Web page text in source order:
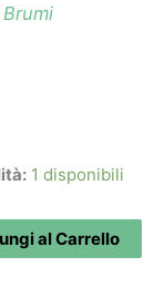
Brumi
1 disponibili
al Carrello